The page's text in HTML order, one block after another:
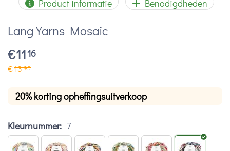
Product informatie Benodigdheden
Lang Yarns Mosaic
€1116
€1395
20% korting opheffingsuitverkoop
Kleurnummer: 7